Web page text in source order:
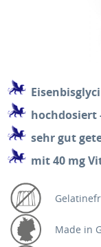
hochdosiert
sehr gut
mit 40 mg
Made in